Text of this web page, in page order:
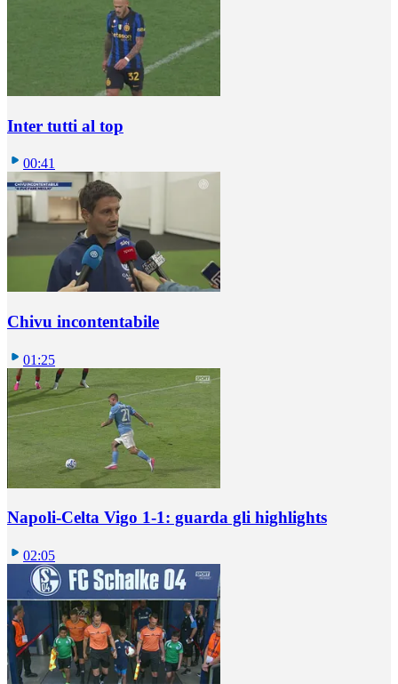
Inter tutti al top
00:41
Chivu incontentabile
01:25
Napoli-Celta Vigo 1-1: guarda gli highlights
02:05